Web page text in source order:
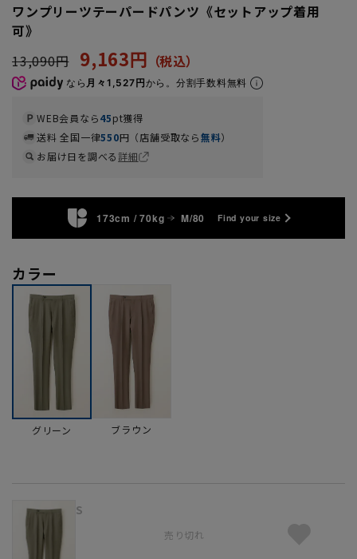
ワンプリーツテーパードパンツ《セットアップ着用
可》
13,090円
9,163円
なら 月々1,527円から。分割手数料無料
WEB会員なら45pt獲得
送料 全国一律550円（店舗受取なら無料）
お届け日を調べる詳細
173cm / 70kg M/80 Find your size
カラー
グリーン ブラウン
S
売り切れ